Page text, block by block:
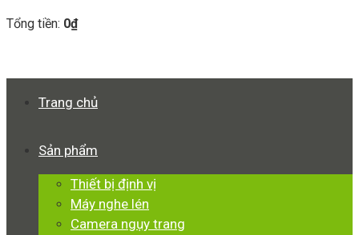
Tổng tiền: 0₫
Trang chủ
Sản phẩm
Thiết bị định vị
Máy nghe lén
Camera ngụy trang